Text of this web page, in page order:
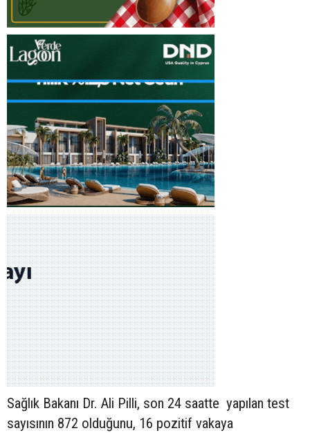
Sağlık Bakanı Dr. Ali Pilli, son 24 saatte yapılan test
sayısının 872 olduğunu, 16 pozitif vakaya